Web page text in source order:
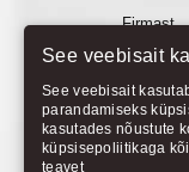
Firmast
Tooted
Uudised
See veebisait
See veebisait
parandamiseks
kasutades nõustute
küpsisepoliitikaga
teavet